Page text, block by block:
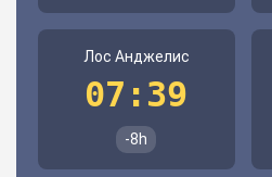
Лос Анджелис
07:39
-8h